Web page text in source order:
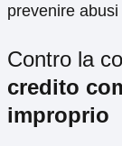
prevenire
Contro la
credito
improprio